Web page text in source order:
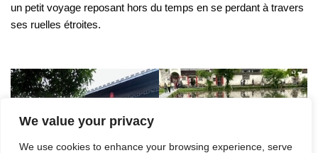
We value your privacy
We use cookies to enhance your browsing experience, serve
un petit voyage reposant hors du temps en se perdant à travers
ses ruelles étroites.